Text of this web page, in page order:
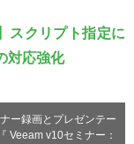
スクリプト指定に
対応強化
ー録画とプレゼンテー
Veeam v10セミナー：